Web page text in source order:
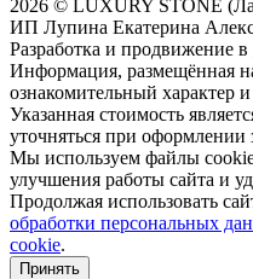
2026 © LUXURY STONE
ИП Лупина Екатерина
Разработка и продвижение в
Информация, размещённая
ознакомительный характер
Указанная стоимость
уточняться при оформлении
Мы используем файлы
улучшения работы сайта и
Продолжая использовать
обработки персональных
cookie.
Принять